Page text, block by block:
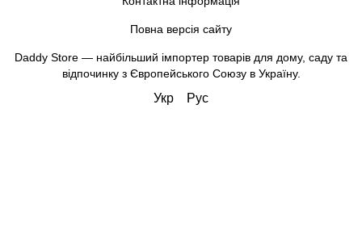
Повна версія сайту
Daddy Store — найбільший імпортер товарів для дому, саду та
відпочинку з Європейського Союзу в Україну.
Укр Рус